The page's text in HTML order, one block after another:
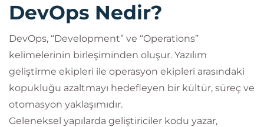
DevOps Nedir?
DevOps, “Development” ve “Operations”
kelimelerinin birleşiminden oluşur. Yazılım
geliştirme ekipleri ile operasyon ekipleri arasındaki
kopukluğu azaltmayı hedefleyen bir kültür, süreç ve
otomasyon yaklaşımıdır.
Geleneksel yapılarda geliştiriciler kodu yazar,